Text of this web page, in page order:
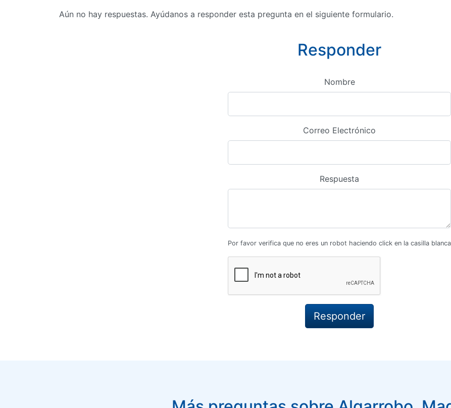
Aún no hay respuestas. Ayúdanos a responder esta pregunta en el siguiente formulario.
Responder
Nombre
Correo Electrónico
Respuesta
Por favor verifica que no eres un robot haciendo click en la casilla blanca